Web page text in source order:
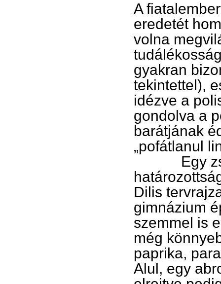
A
eredetét
volna
gyakran
tekintettel),
idézve a
gondolva a
barátjának
„pofátlanul
Egy
Dilis
gimnázium
szemmel is
még
paprika,
Alul, egy